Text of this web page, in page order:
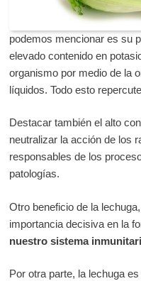
podemos mencionar es su
elevado contenido en
organismo por medio de la
líquidos. Todo esto
Destacar también el alto
neutralizar la acción de los
responsables de los
patologías.
Otro beneficio de la
importancia decisiva en la
nuestro sistema
Por otra parte, la lechuga